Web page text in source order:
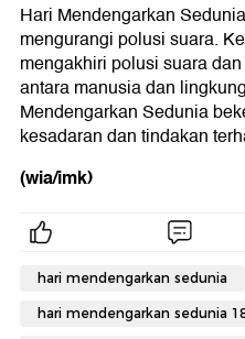
Hari Mendengarkan
mengurangi polusi suara.
mengakhiri polusi suara
antara manusia dan
Mendengarkan Sedunia
kesadaran dan tindakan
(wia/imk)
hari mendengarkan sedunia
hari mendengarkan sedunia